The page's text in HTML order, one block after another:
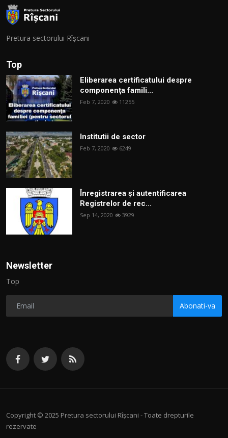
Pretura sectorului Rîșcani
Top
Eliberarea certificatului despre
componenţa famili...
Feb 7, 2020 11255
Institutii de sector
Feb 7, 2020 6249
Înregistrarea și autentificarea
Registrelor de rec...
Sep 14, 2020 3929
Newsletter
Top
Abonati-va
Copyright © 2025 Pretura sectorului Rîșcani - Toate drepturile
rezervate